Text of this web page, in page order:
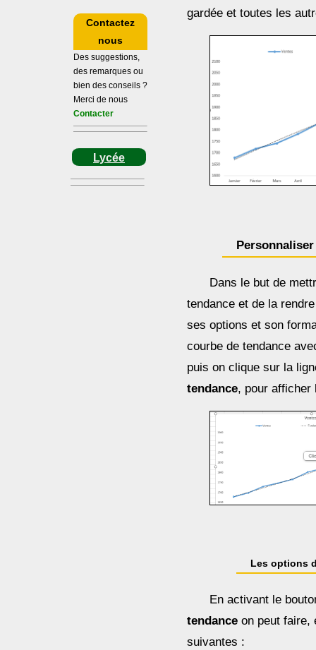
Contactez
nous
Des suggestions,
des remarques ou
bien des conseils ?
Merci de nous
Contacter
Lycée
gardée et toutes les
Dans le but de
tendance et de la
ses options et son
courbe de tendance
puis on clique sur la
tendance, pour afficher
Les options
En activant le
tendance on peut faire,
suivantes :